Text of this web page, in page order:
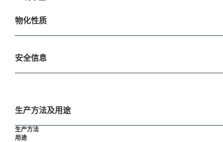
物化性质
安全信息
生产方法及用途
生产方法
用途